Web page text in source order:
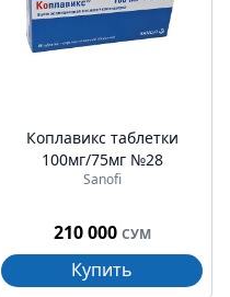
Коплавикс таблетки
100мг/75мг №28
Sanofi
210 000 СУМ
Купить